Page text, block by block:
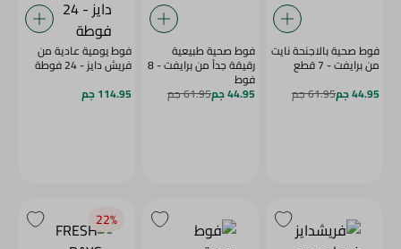
فوط صحية بالاجنحة نايت
من برايفت - 7 قطع
44.95 جم
61.95 جم
فوط صحية طبيعية
رقيقة جداً من برايفت - 8
فوط
44.95 جم 61.95 جم
فوط يومية عادية من
فريش دايز - 24 فوطة
114.95 جم
22‎%‎